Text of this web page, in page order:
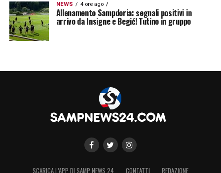
NEWS 4 ore ago
Allenamento Sampdoria: segnali positivi in
arrivo da Insigne e Begić! Tutino in gruppo
SCARICA L’APP DI SAMP NEWS 24 CONTATTI REDAZIONE